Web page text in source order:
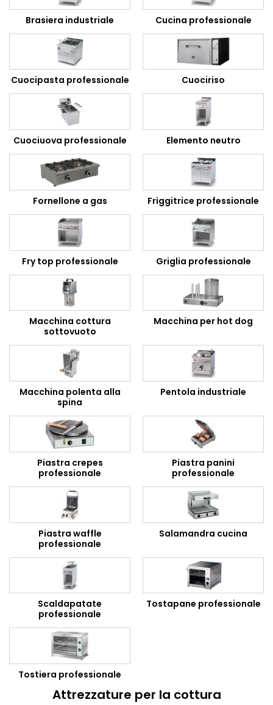
Brasiera industriale Cucina professionale
Cuocipasta professionale Cuociriso
Cuociuova professionale Elemento neutro
Fornellone a gas Friggitrice professionale
Fry top professionale Griglia professionale
Macchina cottura
sottovuoto
Macchina per hot dog
Macchina polenta alla
spina
Pentola industriale
Piastra crepes
professionale
Piastra panini
professionale
Piastra waffle
professionale
Salamandra cucina
Scaldapatate
professionale
Tostapane professionale
Tostiera professionale
Attrezzature per la cottura